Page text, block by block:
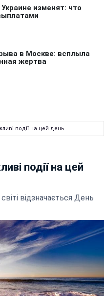
події на цей день
події на цей
відзначається День